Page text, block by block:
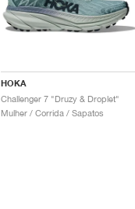
HOKA
Challenger 7 "Druzy & Droplet"
Mulher / Corrida / Sapatos